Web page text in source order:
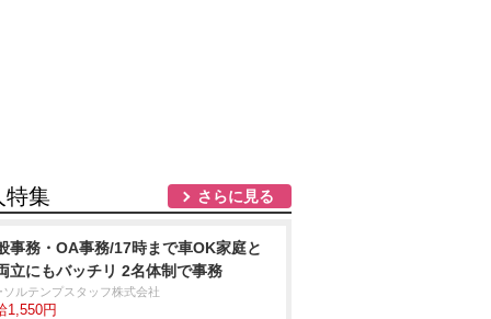
特集 さらに見る
事務・OA事務/17時まで車OK家庭と
立にもバッチリ 2名体制で事務
ソルテンプスタッフ株式会社
1,550円